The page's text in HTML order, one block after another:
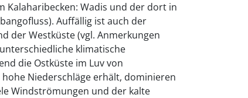
Kalaharibecken: Wadis und der dort in
Auffällig ist auch der
der Westküste (vgl. Anmerkungen
klimatische
die Ostküste im Luv von
Niederschläge erhält, dominieren
Windströmungen und der kalte